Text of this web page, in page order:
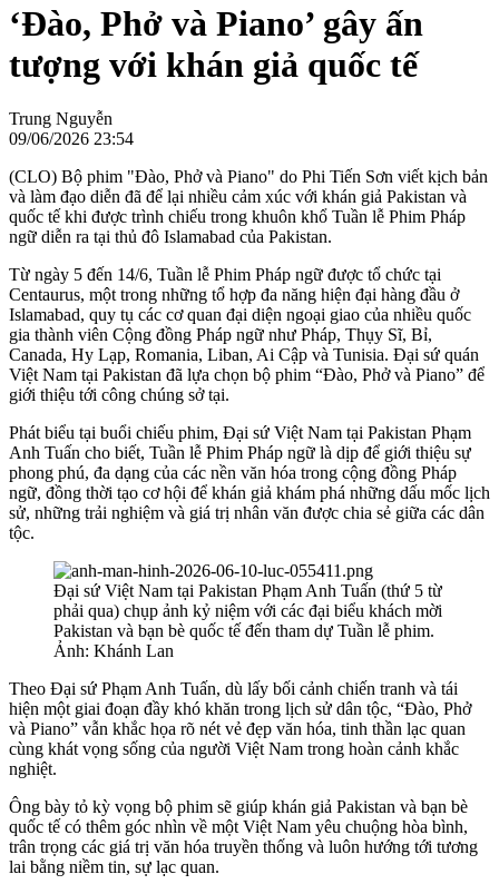
‘Đào, Phở và Piano’ gây ấn
tượng với khán giả quốc tế
Trung Nguyễn
09/06/2026 23:54
(CLO) Bộ phim "Đào, Phở và Piano" do Phi Tiến Sơn viết kịch bản
và làm đạo diễn đã để lại nhiều cảm xúc với khán giả Pakistan và
quốc tế khi được trình chiếu trong khuôn khổ Tuần lễ Phim Pháp
ngữ diễn ra tại thủ đô Islamabad của Pakistan.
Từ ngày 5 đến 14/6, Tuần lễ Phim Pháp ngữ được tổ chức tại
Centaurus, một trong những tổ hợp đa năng hiện đại hàng đầu ở
Islamabad, quy tụ các cơ quan đại diện ngoại giao của nhiều quốc
gia thành viên Cộng đồng Pháp ngữ như Pháp, Thụy Sĩ, Bỉ,
Canada, Hy Lạp, Romania, Liban, Ai Cập và Tunisia. Đại sứ quán
Việt Nam tại Pakistan đã lựa chọn bộ phim “Đào, Phở và Piano” để
giới thiệu tới công chúng sở tại.
Phát biểu tại buổi chiếu phim, Đại sứ Việt Nam tại Pakistan Phạm
Anh Tuấn cho biết, Tuần lễ Phim Pháp ngữ là dịp để giới thiệu sự
phong phú, đa dạng của các nền văn hóa trong cộng đồng Pháp
ngữ, đồng thời tạo cơ hội để khán giả khám phá những dấu mốc lịch
sử, những trải nghiệm và giá trị nhân văn được chia sẻ giữa các dân
tộc.
Đại sứ Việt Nam tại Pakistan Phạm Anh Tuấn (thứ 5 từ
phải qua) chụp ảnh kỷ niệm với các đại biểu khách mời
Pakistan và bạn bè quốc tế đến tham dự Tuần lễ phim.
Ảnh: Khánh Lan
Theo Đại sứ Phạm Anh Tuấn, dù lấy bối cảnh chiến tranh và tái
hiện một giai đoạn đầy khó khăn trong lịch sử dân tộc, “Đào, Phở
và Piano” vẫn khắc họa rõ nét vẻ đẹp văn hóa, tinh thần lạc quan
cùng khát vọng sống của người Việt Nam trong hoàn cảnh khắc
nghiệt.
Ông bày tỏ kỳ vọng bộ phim sẽ giúp khán giả Pakistan và bạn bè
quốc tế có thêm góc nhìn về một Việt Nam yêu chuộng hòa bình,
trân trọng các giá trị văn hóa truyền thống và luôn hướng tới tương
lai bằng niềm tin, sự lạc quan.